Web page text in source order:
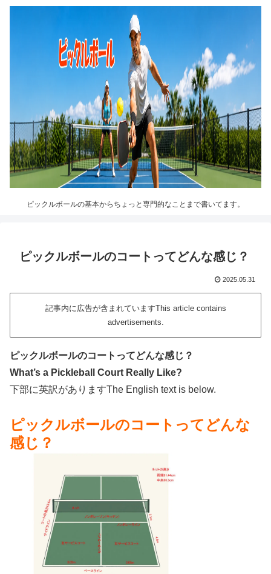
ピックルボールの基本からちょっと専門的なことまで書いてます。
ピックルボールのコートってどんな感じ？
2025.05.31
記事内に広告が含まれていますThis article contains
advertisements.
ピックルボールのコートってどんな感じ？
What’s a Pickleball Court Really Like?
下部に英訳がありますThe English text is below.
ピックルボールのコートってどんな
感じ？